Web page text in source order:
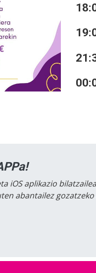
iOS aplikazio
abantailez